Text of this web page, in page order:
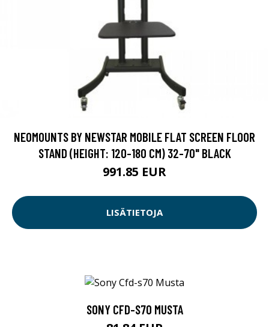
NEOMOUNTS BY NEWSTAR MOBILE FLAT SCREEN FLOOR
STAND (HEIGHT: 120-180 CM) 32-70" BLACK
991.85 EUR
LISÄTIETOJA
SONY CFD-S70 MUSTA